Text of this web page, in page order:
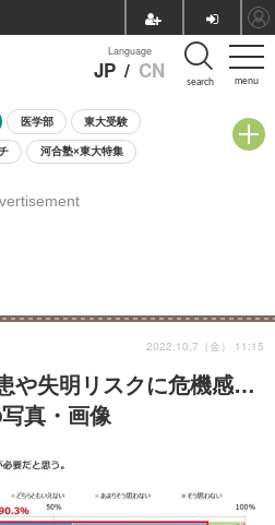
menu
Language
JP / CN search
医学部 東大受験
河合塾×東大特集
校説明会・相談会
や失明リスクに危機感…
真・画像
2022.10.7（金） 11:15